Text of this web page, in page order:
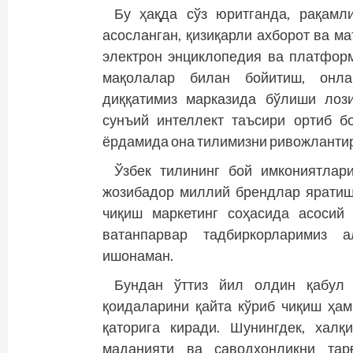
Бу ҳақда сўз юритганда,
асосланган, қизиқарли ахборот ва
электрон энциклопедия ва
мақолалар билан бойитиш,
диққатимиз марказида бўлиши
сунъий интеллект таъсири ортиб
ёрдамида она тилимизни
Ўзбек тилининг бой
жозибадор миллий брендлар
чиқиш маркетинг соҳасида
ватанпарвар тадбиркорларимиз
ишонаман.
Бундан ўттиз йил олдин қабул
қоидаларини қайта кўриб чиқиш
қаторига киради. Шунингдек,
маданияти ва саводхонликни